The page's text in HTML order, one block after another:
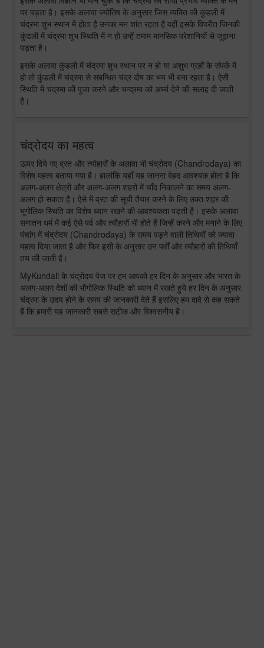
पर पड़ता है। इसके अलावा ज्योतिष के अनुसार जिस व्यक्ति की कुंडली में
चंद्रमा शुभ स्थान में होता है उनका मन शांत रहता है वहीं इसके विपरीत जिनकी
कुंडली में चंद्रमा शुभ स्थिति में न हो उन्हें तमाम मानसिक परेशानियों से जूझना
पड़ता है।
इसके अलावा कुंडली में चंद्रमा शुभ स्थान पर न हो या अशुभ ग्रहों के संपर्क में
हो तो कुंडली में चंद्रमा से संबन्धित चंद्र दोष का भय भी बना रहता है। ऐसी
स्थिति में चंद्रमा की पूजा करने और चन्द्रमा को अर्घ्य देने की सलाह दी जाती
है।
चंद्रोदय का महत्व
ऊपर दिये गए व्रत और त्योहारों के अलावा भी चंद्रोदय (Chandrodaya) का
विशेष महत्व बताया गया है। हालांकि यहाँ यह जानना बेहद आवश्यक होता है कि
अलग-अलग क्षेत्रों और अलग-अलग शहरों में चाँद निकालने का समय अलग-
अलग हो सकता है। ऐसे में व्रत की सूची तैयार करने के लिए उक्त शहर की
भूगोलिक स्थिति का विशेष ध्यान रखने की आवश्यकता पड़ती है। इसके अलावा
सनातन धर्म में कई ऐसे पर्व और त्यौहारों भी होते हैं जिन्हें करने और मनाने के लिए
पंचांग में चंद्रोदय (Chandrodaya) के समय पड़ने वाली तिथियों को ज्यादा
महत्व दिया जाता है और फिर इसी के अनुसार उन पर्वों और त्यौहारों की तिथियाँ
तय की जाती हैं।
MyKundali के चंद्रोदय पेज पर हम आपको हर दिन के अनुसार और भारत के
अलग-अलग देशों की भौगोलिक स्थिति को ध्यान में रखते हुये हर दिन के अनुसार
चंद्रमा के उदय होने के समय की जानकारी देते हैं इसलिए हम दावे से कह सकते
हैं कि हमारी यह जानकारी सबसे सटीक और विश्वसनीय है।